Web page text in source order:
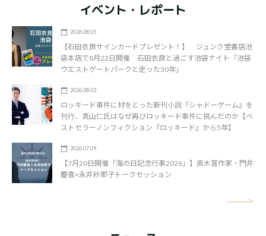
イベント・レポート
2026.08.05
【石田衣良サインカードプレゼント！】 ジュンク堂書店池
袋本店で8月22日開催 石田衣良と過ごす池袋ナイト「池袋
ウエストゲートパークと走った30年」
2026.08.03
ロッキード事件に材をとった新刊小説『シャドーゲーム』を
刊行、真山仁氏はなぜ再びロッキード事件に挑んだのか【ベ
ストセラーノンフィクション『ロッキード』から5年】
2026.07.09
【7月20日開催「海の日記念行事2026」】直木賞作家・門井
慶喜×永井紗耶子トークセッション